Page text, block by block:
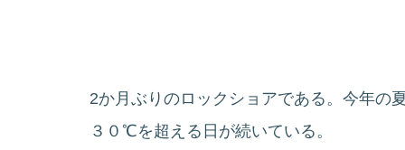
2か月ぶりのロックショアである。今年の
３０℃を超える日が続いている。